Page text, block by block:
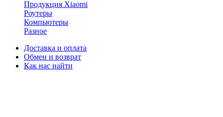
Продукция Xiaomi
Роутеры
Компьютеры
Разное
Доставка и оплата
Обмен и возврат
Как нас найти